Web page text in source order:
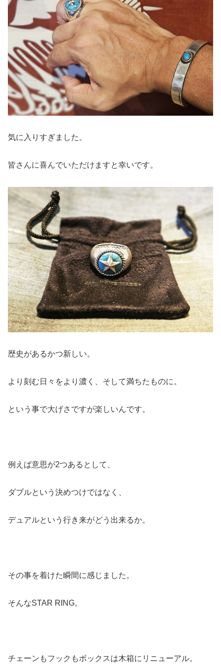
気に入りすぎました。
皆さんに喜んでいただけますと幸いです。
歴史があるかつ新しい。
より刻む日々をより濃く、そして満ちたものに。
という事で大げさですが楽しいんです。
例えば意思が2つあるとして、
ダブルという決めつけではなく、
デュアルという行き来がどう出来るか。
その事を着けた瞬間に感じました。
そんなSTAR RING。
チェーンもフックもボックスは木箱にリニューアル。